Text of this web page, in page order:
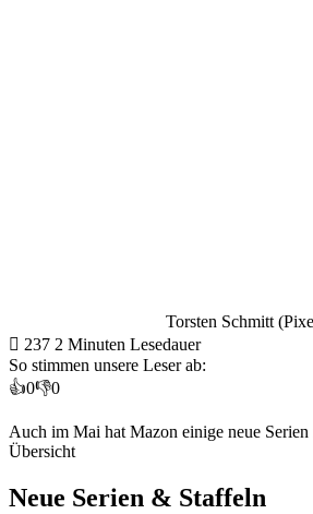
Torsten Schmitt
237 2 Minuten Lesedauer
So stimmen unsere Leser ab:
👍0👎0
Auch im Mai hat Mazon einige neue
Übersicht
Neue Serien & Staffeln